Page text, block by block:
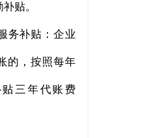
贴。
务补贴：企业
的，按照每年
三年代账费